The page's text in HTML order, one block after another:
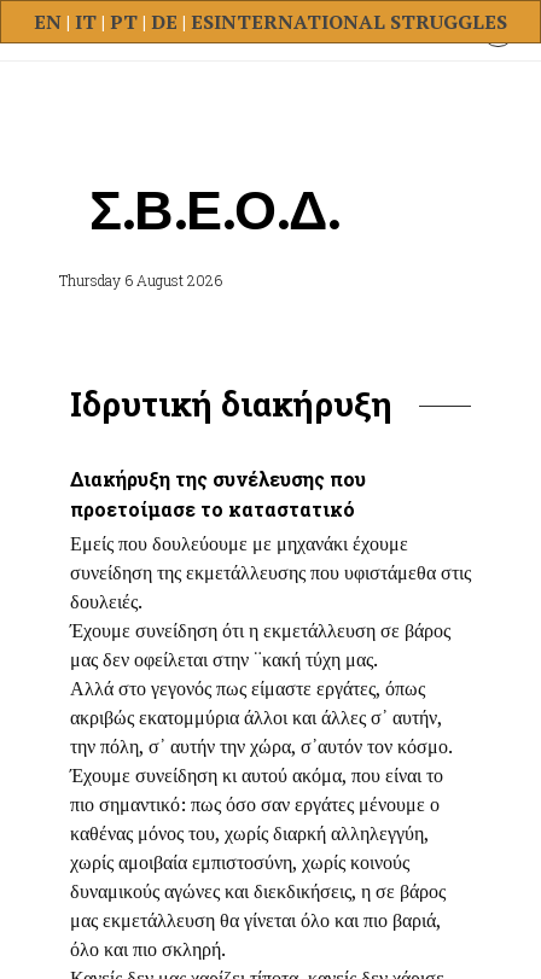
INTERNATIONAL STRUGGLES
EN| IT| PT| DE | ES
Σ.Β.Ε.Ο.Δ.
Thursday 6 August 2026
Ιδρυτική διακήρυξη
Διακήρυξη της συνέλευσης που
προετοίμασε το καταστατικό
Εμείς που δουλεύουμε με μηχανάκι έχουμε
συνείδηση της εκμετάλλευσης που υφιστάμεθα στις
δουλειές.
Έχουμε συνείδηση ότι η εκμετάλλευση σε βάρος
μας δεν οφείλεται στην ¨κακή τύχη μας.
Αλλά στο γεγονός πως είμαστε εργάτες, όπως
ακριβώς εκατομμύρια άλλοι και άλλες σ᾽ αυτήν,
την πόλη, σ᾽ αυτήν την χώρα, σ᾽αυτόν τον κόσμο.
Έχουμε συνείδηση κι αυτού ακόμα, που είναι το
πιο σημαντικό: πως όσο σαν εργάτες μένουμε ο
καθένας μόνος του, χωρίς διαρκή αλληλεγγύη,
χωρίς αμοιβαία εμπιστοσύνη, χωρίς κοινούς
δυναμικούς αγώνες και διεκδικήσεις, η σε βάρος
μας εκμετάλλευση θα γίνεται όλο και πιο βαριά,
όλο και πιο σκληρή.